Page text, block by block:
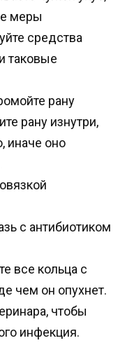
меры
средства
таковые
рану
рану изнутри,
иначе оно
с антибиотиком
все кольца с
чем он опухнет.
чтобы
инфекция.